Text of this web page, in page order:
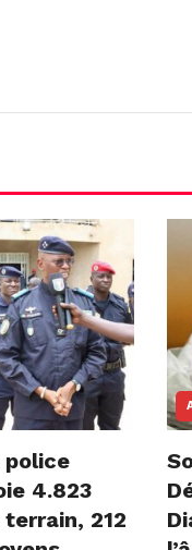
police
4.823
212